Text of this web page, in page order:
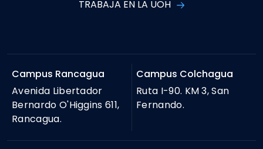
TRABAJA EN LA UOH
Campus Rancagua
Avenida Libertador
Bernardo O'Higgins 611,
Rancagua.
Campus Colchagua
Ruta I-90. KM 3, San
Fernando.